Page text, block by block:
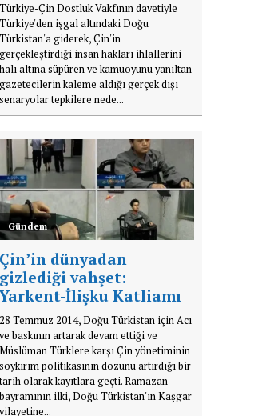
Türkiye-Çin Dostluk Vakfının davetiyle
Türkiye'den işgal altındaki Doğu
Türkistan'a giderek, Çin'in
gerçekleştirdiği insan hakları ihlallerini
halı altına süpüren ve kamuoyunu yanıltan
gazetecilerin kaleme aldığı gerçek dışı
senaryolar tepkilere nede...
Gündem
Çin’in dünyadan
gizlediği vahşet:
Yarkent-İlişku Katliamı
28 Temmuz 2014, Doğu Türkistan için Acı
ve baskının artarak devam ettiği ve
Müslüman Türklere karşı Çin yönetiminin
soykırım politikasının dozunu artırdığı bir
tarih olarak kayıtlara geçti. Ramazan
bayramının ilki, Doğu Türkistan'ın Kaşgar
vilayetine...